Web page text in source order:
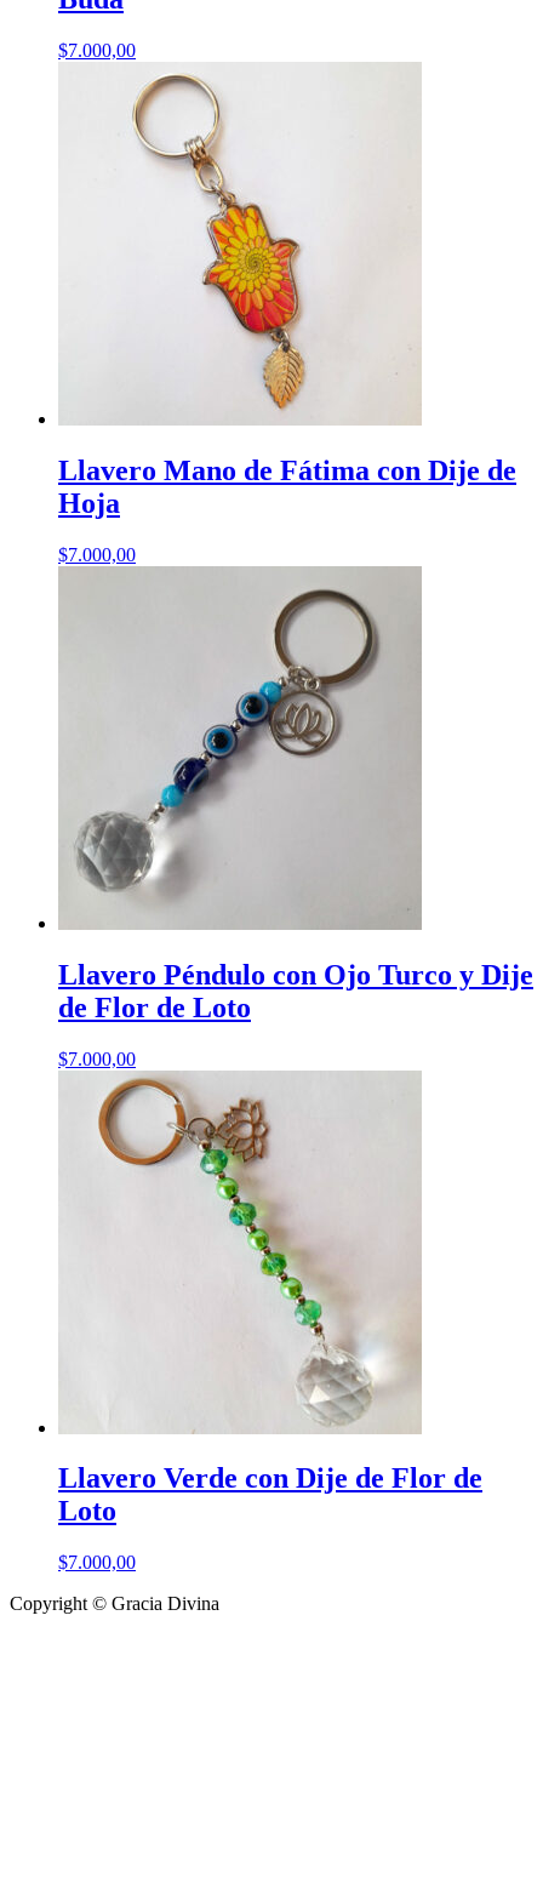
$7.000,00
Llavero Mano de Fátima con Dije de
Hoja
$7.000,00
Llavero Péndulo con Ojo Turco y Dije
de Flor de Loto
$7.000,00
Llavero Verde con Dije de Flor de
Loto
$7.000,00